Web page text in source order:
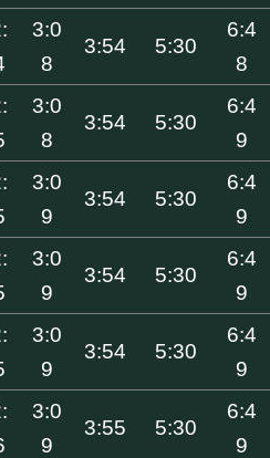
3:0
8
3:54 5:30
6:4
8
3:0
8
3:54 5:30
6:4
9
3:0
9
3:54 5:30
6:4
9
3:0
9
3:54 5:30
6:4
9
3:0
9
3:54 5:30
6:4
9
3:0
9
3:55 5:30
6:4
9